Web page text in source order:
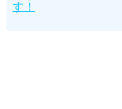
す！